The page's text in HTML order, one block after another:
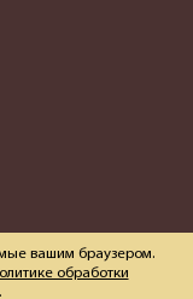
вашим браузером.
обработки
.